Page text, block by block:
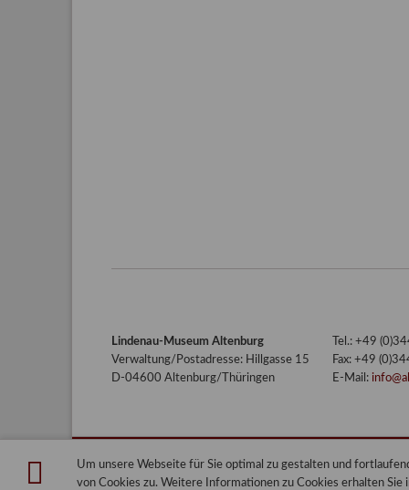
Um unsere Webseite für Sie optimal zu gestalten und
von Cookies zu. Weitere Informationen zu Cookies erhalten Sie
Lindenau-Museum Altenburg
Verwaltung/Postadresse: Hillgasse 15
D-04600 Altenburg/Thüringen
Tel.: +49
Fax: +49
E-Mail:
Lindenau-Museum Altenburg Blog